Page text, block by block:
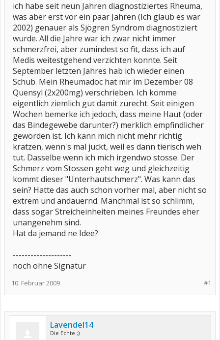
ich habe seit neun Jahren diagnostiziertes Rheuma,
was aber erst vor ein paar Jahren (Ich glaub es war
2002) genauer als Sjögren Syndrom diagnostiziert
wurde. All die Jahre war ich zwar nicht immer
schmerzfrei, aber zumindest so fit, dass ich auf
Medis weitestgehend verzichten konnte. Seit
September letzten Jahres hab ich wieder einen
Schub. Mein Rheumadoc hat mir im Dezember 08
Quensyl (2x200mg) verschrieben. Ich komme
eigentlich ziemlich gut damit zurecht. Seit einigen
Wochen bemerke ich jedoch, dass meine Haut (oder
das Bindegewebe darunter?) merklich empfindlicher
geworden ist. Ich kann mich nicht mehr richtig
kratzen, wenn's mal juckt, weil es dann tierisch weh
tut. Dasselbe wenn ich mich irgendwo stosse. Der
Schmerz vom Stossen geht weg und gleichzeitig
kommt dieser "Unterhautschmerz". Was kann das
sein? Hatte das auch schon vorher mal, aber nicht so
extrem und andauernd. Manchmal ist so schlimm,
dass sogar Streicheinheiten meines Freundes eher
unangenehm sind.
Hat da jemand ne Idee?
--------------------
noch ohne Signatur
#1
10. Februar 2009
Lavendel14
Die Echte ;)